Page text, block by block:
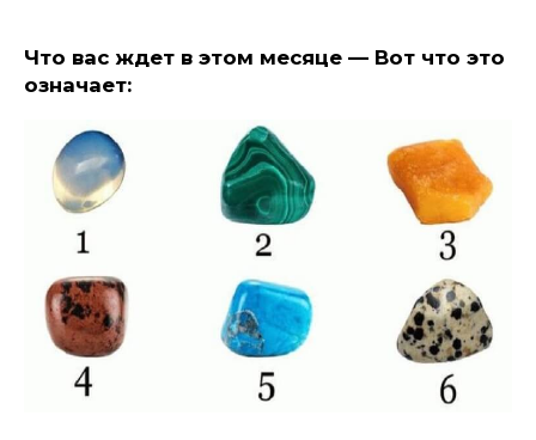
Что вас ждет в этом месяце — Вот что это
означает: